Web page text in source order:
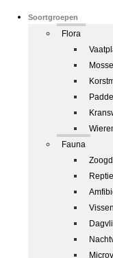
Soortgroepen
Flora
Fauna
Vissen